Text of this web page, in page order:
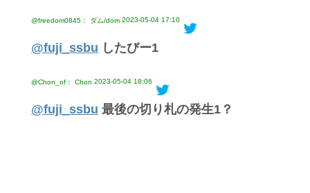
@freedom0845： ダム/dom 2023-05-04 17:10
@fuji_ssbu したびー1
@Chon_of： Chon 2023-05-04 18:06
@fuji_ssbu 最後の切り札の発生1？